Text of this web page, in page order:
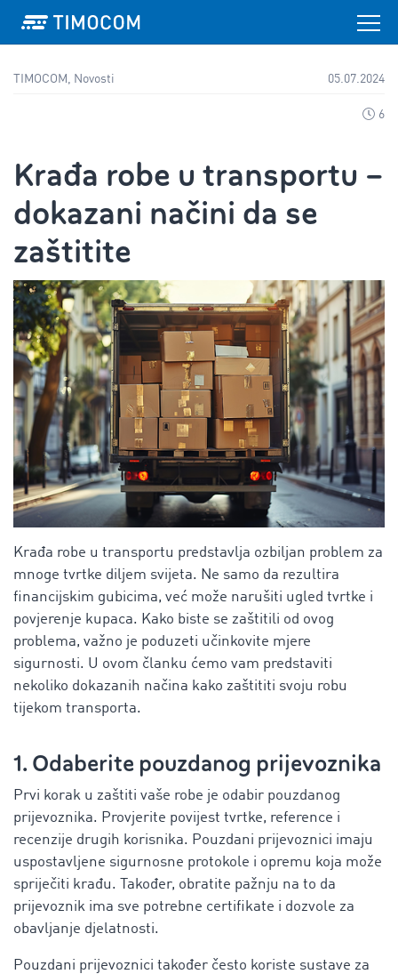
TIMOCOM, Novosti 05.07.2024
6
Krađa robe u transportu –
dokazani načini da se
zaštitite
Krađa robe u transportu predstavlja ozbiljan problem za
mnoge tvrtke diljem svijeta. Ne samo da rezultira
financijskim gubicima, već može narušiti ugled tvrtke i
povjerenje kupaca. Kako biste se zaštitili od ovog
problema, važno je poduzeti učinkovite mjere
sigurnosti. U ovom članku ćemo vam predstaviti
nekoliko dokazanih načina kako zaštititi svoju robu
tijekom transporta.
1. Odaberite pouzdanog prijevoznika
Prvi korak u zaštiti vaše robe je odabir pouzdanog
prijevoznika. Provjerite povijest tvrtke, reference i
recenzije drugih korisnika. Pouzdani prijevoznici imaju
uspostavljene sigurnosne protokole i opremu koja može
spriječiti krađu. Također, obratite pažnju na to da
prijevoznik ima sve potrebne certifikate i dozvole za
obavljanje djelatnosti.
Pouzdani prijevoznici također često koriste sustave za